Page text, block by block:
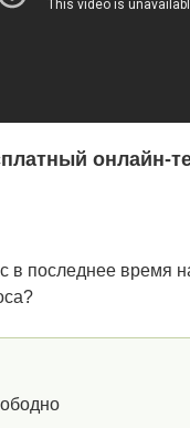
онлайн-
в последнее время